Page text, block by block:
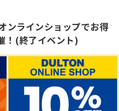
ンラインショップでお得
！(終了イベント)